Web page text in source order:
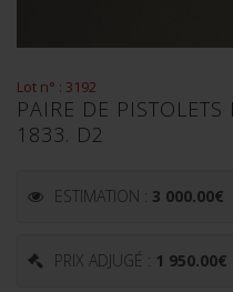
Lot n° : 3192
PAIRE DE
1833. D2
ESTIMATION : 3 000.00€
PRIX ADJUGÉ : 1 950.00€